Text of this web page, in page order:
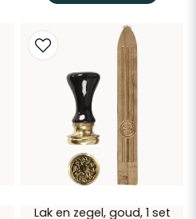
Lak en zegel, goud, 1 set